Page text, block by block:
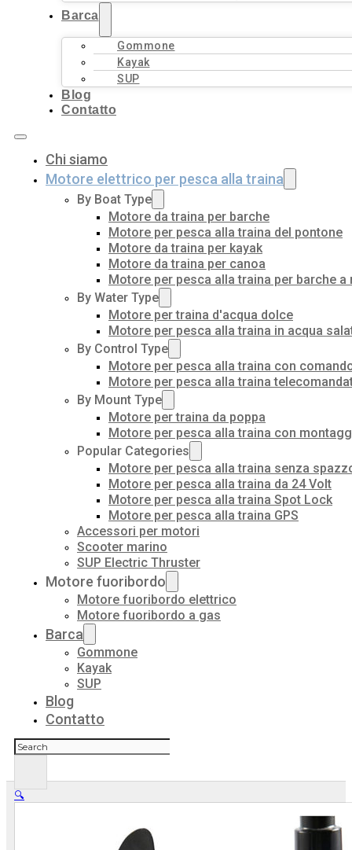
Barca
Gommone
Kayak
SUP
Blog
Contatto
Chi siamo
Motore elettrico per pesca alla traina
By Boat Type
Motore da traina per barche
Motore per pesca alla traina del pontone
Motore da traina per kayak
Motore da traina per canoa
Motore per pesca alla traina per barche a
By Water Type
Motore per traina d'acqua dolce
Motore per pesca alla traina in acqua
By Control Type
Motore per pesca alla traina con
Motore per pesca alla traina
By Mount Type
Motore per traina da poppa
Motore per pesca alla traina con
Popular Categories
Motore per pesca alla traina senza
Motore per pesca alla traina da 24 Volt
Motore per pesca alla traina Spot Lock
Motore per pesca alla traina GPS
Accessori per motori
Scooter marino
SUP Electric Thruster
Motore fuoribordo
Motore fuoribordo elettrico
Motore fuoribordo a gas
Barca
Gommone
Kayak
SUP
Blog
Contatto
Cerca
🔍